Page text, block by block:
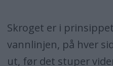
Skroget er i
vannlinjen, på hver
ut, før det stuper